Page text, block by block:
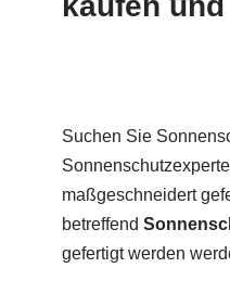
Suchen Sie
maßgeschneidert
betreffend
gefertigt werden